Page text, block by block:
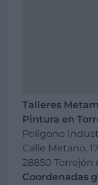
Talleres
Pintura en
Polígono
Calle Metano,
28850 Torrejón
Coordenadas